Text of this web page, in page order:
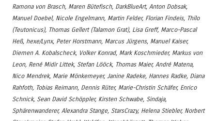
Ramona von Brasch, Maren Bütefisch, DarkBlueArt, Anton Dobsak,
Manuel Doebel, Nicole Engelmann, Martin Felder, Florian Findeis, Thilo
(Teutonicus), Thomas Gellert (Talamon Grat), Lisa Greff, Marco-Pascal
Heß, hexe/Lynx, Peter Horstmann, Marcus Jürgens, Manuel Kaiser,
Diemen A. Kobalscheck, Volker Konrad, Mark Koschmieder, Markus von
Leon, René Midir Littek, Stefan Lööck, Thomas Maier, André Matena,
Nico Mendrek, Marie Mönkemeyer, Janine Radeke, Hannes Radke, Diana
Rahfoth, Tobias Reimann, Dennis Rüter, Marie-Christin Schäfer, Enrico
Schnick, Sean David Schöppler, Kirsten Schwabe, Sindaja,
Sphärenwanderer, Alexandra Stange, StarsCrazy, Helena Stiebler, Norbert